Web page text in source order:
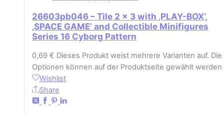
26603pb046 – Tile 2 x 3 with ‚PLAY-BOX‘,
‚SPACE GAME‘ and Collectible Minifigures
Series 16 Cyborg Pattern
0,69 € Dieses Produkt weist mehrere Varianten auf. Die
Optionen können auf der Produktseite gewählt werden
Wishlist
Share